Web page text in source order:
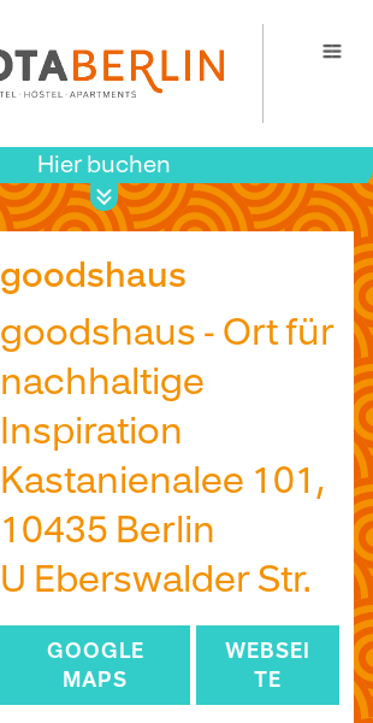
Hier buchen
goodshaus
goodshaus - Ort für
nachhaltige
Inspiration
Kastanienalee 101,
10435 Berlin
U Eberswalder Str.
GOOGLE
MAPS
WEBSEI
TE